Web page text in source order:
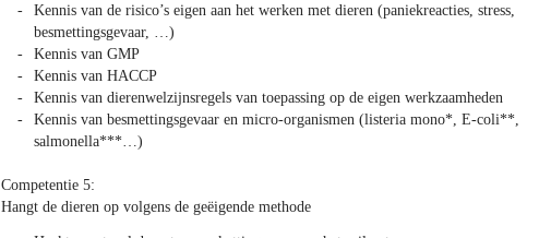
Kennis van de risico’s eigen aan het werken met dieren (paniekreacties, stress,
besmettingsgevaar, …)
Kennis van GMP
Kennis van HACCP
Kennis van dierenwelzijnsregels van toepassing op de eigen werkzaamheden
Kennis van besmettingsgevaar en micro-organismen (listeria mono*, E-coli**,
salmonella***…)
Competentie 5:
Hangt de dieren op volgens de geëigende methode